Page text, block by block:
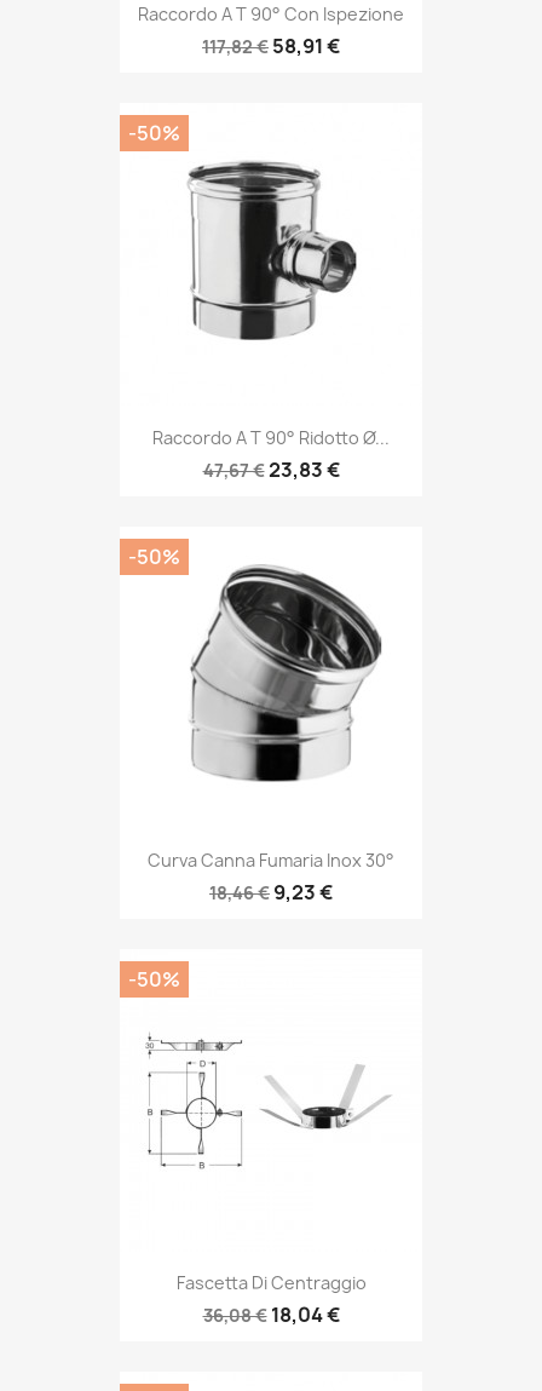
Raccordo A T 90° Con Ispezione
117,82 € 58,91 €
Raccordo A T 90° Ridotto Ø...
47,67 €23,83 €
-50%
Curva Canna Fumaria Inox 30°
18,46 € 9,23 €
-50%
Fascetta Di Centraggio
36,08 € 18,04 €
-50%